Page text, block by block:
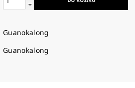
Guanokalong
Guanokalong